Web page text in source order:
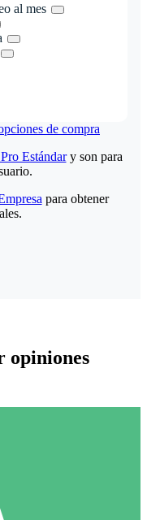
al mes
de compra
Estándary son para
para obtener
opiniones